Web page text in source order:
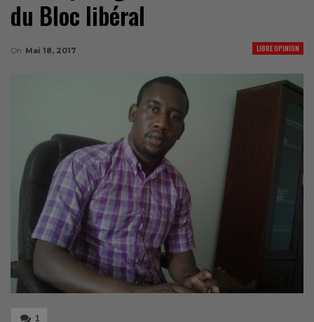
du Bloc libéral
LIBRE OPINION
On Mai 18, 2017
1